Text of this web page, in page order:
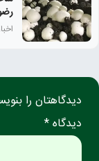
دیدگاهتان را
دیدگاه *